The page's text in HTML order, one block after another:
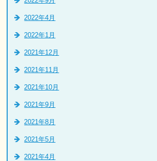
2022年4月
2022年1月
2021年12月
2021年11月
2021年10月
2021年9月
2021年8月
2021年5月
2021年4月